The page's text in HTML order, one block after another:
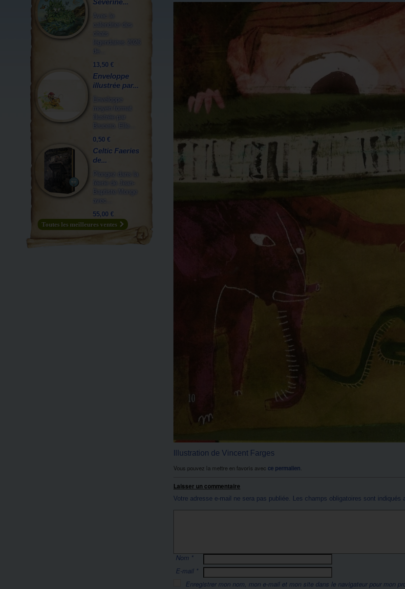
Illustration de Vincent Farges
Vous pouvez la mettre en favoris avec ce permalien
Laisser un commentaire
Votre adresse e-mail ne sera pas publiée. Les champs obligatoires sont indiqués
Nom *
E-mail *
Enregistrer mon nom, mon e-mail et mon site dans le navigateur pour mon
Séverine...
Avec le
calendrier des
chats
légendaires 2026
de...
13,50 €
Enveloppe
illustrée par...
Enveloppe
moyen format
illustrée par
Brucero. Elle...
0,50 €
Celtic Faeries
de...
Plongez dans la
féerie de Jean-
Baptiste Monge
avec...
55,00 €
Toutes les meilleures ventes